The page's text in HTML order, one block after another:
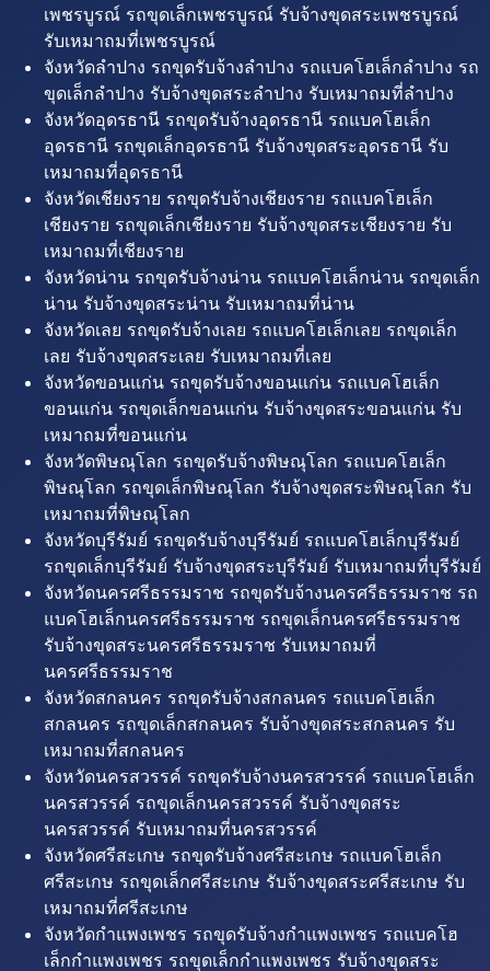
เพชรบูรณ์ รถขุดเล็กเพชรบูรณ์ รับจ้างขุดสระเพชรบูรณ์
รับเหมาถมที่เพชรบูรณ์
จังหวัดลำปาง รถขุดรับจ้างลำปาง รถแบคโฮเล็กลำปาง รถ
ขุดเล็กลำปาง รับจ้างขุดสระลำปาง รับเหมาถมที่ลำปาง
จังหวัดอุดรธานี รถขุดรับจ้างอุดรธานี รถแบคโฮเล็ก
อุดรธานี รถขุดเล็กอุดรธานี รับจ้างขุดสระอุดรธานี รับ
เหมาถมที่อุดรธานี
จังหวัดเชียงราย รถขุดรับจ้างเชียงราย รถแบคโฮเล็ก
เชียงราย รถขุดเล็กเชียงราย รับจ้างขุดสระเชียงราย รับ
เหมาถมที่เชียงราย
จังหวัดน่าน รถขุดรับจ้างน่าน รถแบคโฮเล็กน่าน รถขุดเล็ก
น่าน รับจ้างขุดสระน่าน รับเหมาถมที่น่าน
จังหวัดเลย รถขุดรับจ้างเลย รถแบคโฮเล็กเลย รถขุดเล็ก
เลย รับจ้างขุดสระเลย รับเหมาถมที่เลย
จังหวัดขอนแก่น รถขุดรับจ้างขอนแก่น รถแบคโฮเล็ก
ขอนแก่น รถขุดเล็กขอนแก่น รับจ้างขุดสระขอนแก่น รับ
เหมาถมที่ขอนแก่น
จังหวัดพิษณุโลก รถขุดรับจ้างพิษณุโลก รถแบคโฮเล็ก
พิษณุโลก รถขุดเล็กพิษณุโลก รับจ้างขุดสระพิษณุโลก รับ
เหมาถมที่พิษณุโลก
จังหวัดบุรีรัมย์ รถขุดรับจ้างบุรีรัมย์ รถแบคโฮเล็กบุรีรัมย์
รถขุดเล็กบุรีรัมย์ รับจ้างขุดสระบุรีรัมย์ รับเหมาถมที่บุรีรัมย์
จังหวัดนครศรีธรรมราช รถขุดรับจ้างนครศรีธรรมราช รถ
แบคโฮเล็กนครศรีธรรมราช รถขุดเล็กนครศรีธรรมราช
รับจ้างขุดสระนครศรีธรรมราช รับเหมาถมที่
นครศรีธรรมราช
จังหวัดสกลนคร รถขุดรับจ้างสกลนคร รถแบคโฮเล็ก
สกลนคร รถขุดเล็กสกลนคร รับจ้างขุดสระสกลนคร รับ
เหมาถมที่สกลนคร
จังหวัดนครสวรรค์ รถขุดรับจ้างนครสวรรค์ รถแบคโฮเล็ก
นครสวรรค์ รถขุดเล็กนครสวรรค์ รับจ้างขุดสระ
นครสวรรค์ รับเหมาถมที่นครสวรรค์
จังหวัดศรีสะเกษ รถขุดรับจ้างศรีสะเกษ รถแบคโฮเล็ก
ศรีสะเกษ รถขุดเล็กศรีสะเกษ รับจ้างขุดสระศรีสะเกษ รับ
เหมาถมที่ศรีสะเกษ
จังหวัดกำแพงเพชร รถขุดรับจ้างกำแพงเพชร รถแบคโฮ
เล็กกำแพงเพชร รถขุดเล็กกำแพงเพชร รับจ้างขุดสระ